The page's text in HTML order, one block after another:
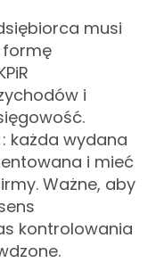
musi
i
każda wydana
i mieć
Ważne, aby
kontrolowania